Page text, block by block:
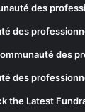
des
des
des
des
the Latest